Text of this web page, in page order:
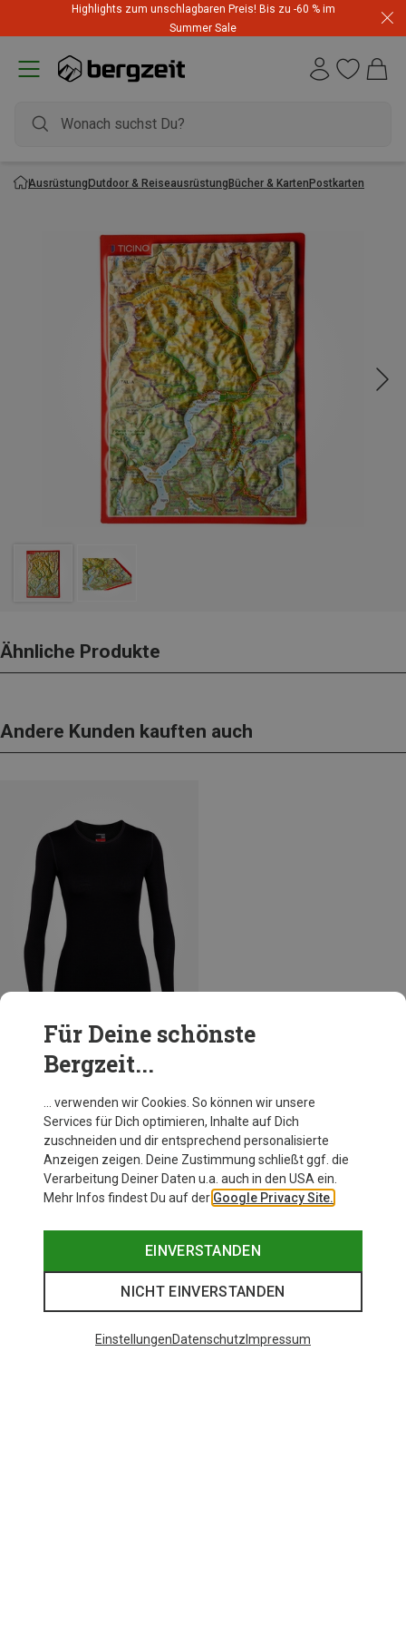
Highlights zum unschlagbaren Preis! Bis zu -60 % im
Summer Sale
AusrüstungOutdoor & ReiseausrüstungBücher & KartenPostkarten
Ähnliche Produkte
Andere Kunden kauften auch
Du sparst bis 41%
Für Deine schönste
Bergzeit...
… verwenden wir Cookies. So können wir unsere
Services für Dich optimieren, Inhalte auf Dich
zuschneiden und dir entsprechend personalisierte
Anzeigen zeigen. Deine Zustimmung schließt ggf. die
Verarbeitung Deiner Daten u.a. auch in den USA ein.
Mehr Infos findest Du auf der Google Privacy Site.
EINVERSTANDEN
NICHT EINVERSTANDEN
EinstellungenDatenschutz Impressum